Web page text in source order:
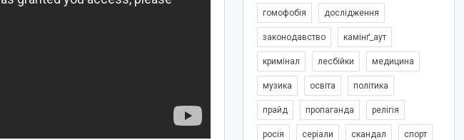
гомофобія дослідження
законодавство камінґ_аут
кримінал лесбійки медицина
музика освіта політика
прайд пропаганда релігія
росія серіали скандал спорт